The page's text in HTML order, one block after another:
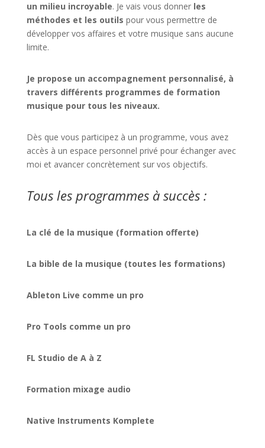
un milieu incroyable. Je vais vous donner les
méthodes et les outils pour vous permettre de
développer vos affaires et votre musique sans aucune
limite.
Je propose un accompagnement personnalisé, à
travers différents programmes de formation
musique pour tous les niveaux.
Dès que vous participez à un programme, vous avez
accès à un espace personnel privé pour échanger avec
moi et avancer concrètement sur vos objectifs.
Tous les programmes à succès :
La clé de la musique (formation offerte)
La bible de la musique (toutes les formations)
Ableton Live comme un pro
Pro Tools comme un pro
FL Studio de A à Z
Formation mixage audio
Native Instruments Komplete